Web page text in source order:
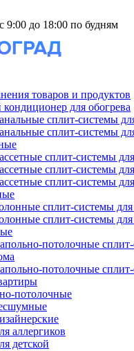
9:00 до 18:00 по будням
товаров и продуктов
для обогрева
сплит-системы
сплит-системы
сплит-системы
сплит-системы
сплит-системы
сплит-системы
сплит-системы
потолочные
потолочные
потолочные
аллергиков
детской